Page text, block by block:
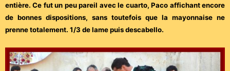
entière. Ce fut un peu pareil avec le cuarto, Paco affichant encore
de bonnes dispositions, sans toutefois que la mayonnaise ne
prenne totalement. 1/3 de lame puis descabello.